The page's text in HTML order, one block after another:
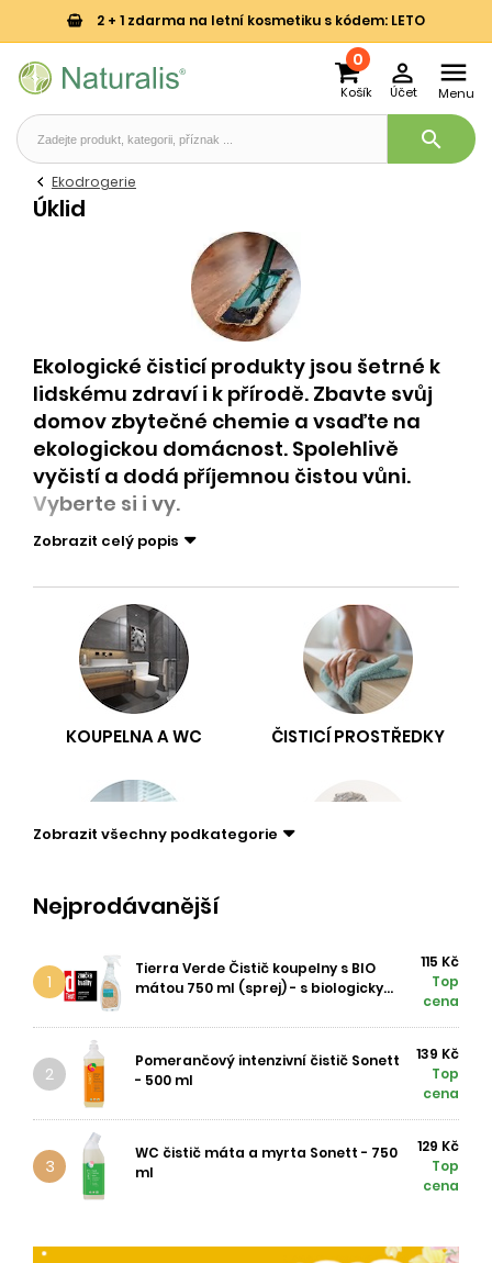
2 + 1 zdarma na letní kosmetiku s kódem: LETO

Menu

Účet
0
Košík
search
Ekodrogerie
Úklid
Ekologické čisticí produkty jsou šetrné k
lidskému zdraví i k přírodě. Zbavte svůj
domov zbytečné chemie a vsaďte na
ekologickou domácnost. Spolehlivě
vyčistí a dodá příjemnou čistou vůni.
Vyberte si i vy.
Zobrazit celý popis
KOUPELNA A WC ČISTICÍ PROSTŘEDKY
DEZINFEKČNÍ
MYCÍ HOUBIČKY A
HADŘÍKY
Zobrazit všechny podkategorie
Nejprodávanější
1
Tierra Verde Čistič koupelny s BIO
mátou 750 ml (sprej) - s biologicky...
115 Kč
Top
cena
2
Pomerančový intenzivní čistič Sonett
- 500 ml
139 Kč
Top
cena
3
WC čistič máta a myrta Sonett - 750
ml
129 Kč
Top
cena